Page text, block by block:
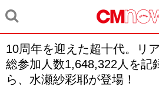
10周年を迎えた超⼗代。リ
総参加⼈数1,648,322⼈を記
ら、水瀬紗彩耶が登場！